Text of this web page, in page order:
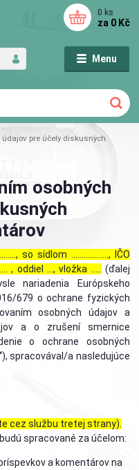
Menu
0 ks
za 0 Kč
pre účely diskusných
osobných
so sídlom ………………, IČO
, oddiel …, vložka …..
(ďalej
nariadenia Európskeho
679 o ochrane fyzických
osobných údajov a
a o zrušení smernice
o ochrane osobných
), spracovával/a nasledujúce
cez službu tretej strany).
spracované za účelom:
a komentárov na